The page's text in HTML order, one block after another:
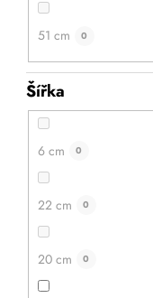
51 cm 0
Šířka
6 cm 0
22 cm 0
20 cm 0